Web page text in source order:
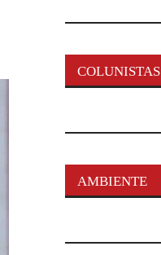
COLUNISTAS
AMBIENTE